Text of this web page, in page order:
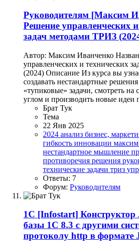
Руководителям [Максим
Решение управленческих
задач методами ТРИЗ
Автор: Максим Иванченко
управленческих и технических
(2024) Описание Из курса вы
создавать нестандартные
«тупиковые» задачи, смотреть
углом и производить новые идеи
Брат Тук
Тема
22 Янв 2025
2024 анализ бизнес,
гибкость инновации
нестандартное мышление
противоречия решения
технические задачи триз
Ответы: 7
Форум: Руководителям
1C [Infostart] Конструктор
базы 1С 8.3 с другими
протоколу http в формате